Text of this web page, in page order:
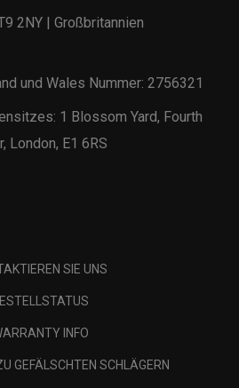
2NY | Großbritannien
und Wales Nummer: 2756321
1 Blossom Yard, Fourth
London, E1 6RS
SIE UNS
INFO
GEFÄLSCHTEN SCHLÄGERN